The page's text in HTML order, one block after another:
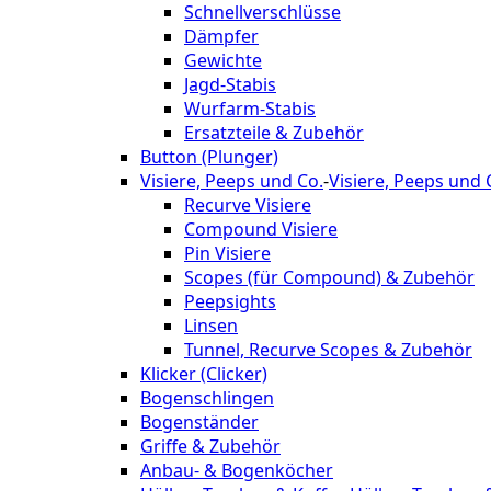
Schnellverschlüsse
Dämpfer
Gewichte
Jagd-Stabis
Wurfarm-Stabis
Ersatzteile & Zubehör
Button (Plunger)
Visiere, Peeps und Co.-Visiere, Peeps und
Recurve Visiere
Compound Visiere
Pin Visiere
Scopes (für Compound) & Zubehör
Peepsights
Linsen
Tunnel, Recurve Scopes & Zubehör
Klicker (Clicker)
Bogenschlingen
Bogenständer
Griffe & Zubehör
Anbau- & Bogenköcher